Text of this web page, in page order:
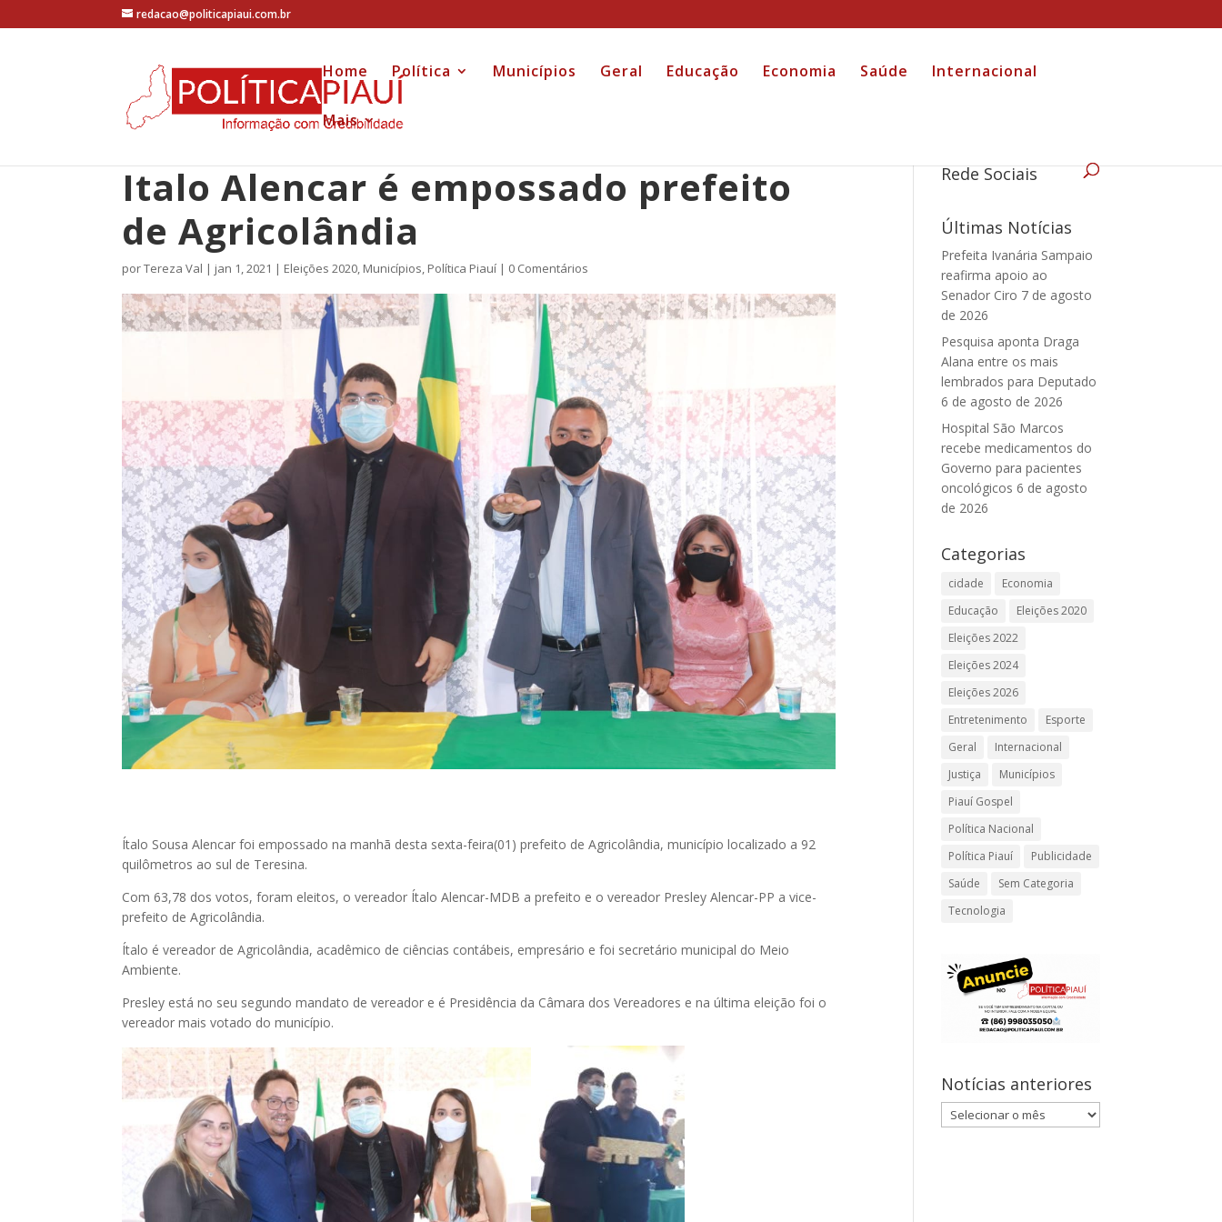
redacao@politicapiaui.com.br
Home Política Municípios Geral Educação Economia Saúde Internacional
Mais
Italo Alencar é empossado prefeito
de Agricolândia
porTereza Val | jan 1, 2021 | Eleições 2020, Municípios, Política Piauí | 0 Comentários
Ítalo Sousa Alencar foi empossado na manhã desta sexta-feira(01) prefeito de Agricolândia, município localizado a 92
quilômetros ao sul de Teresina.
Com 63,78 dos votos, foram eleitos, o vereador Ítalo Alencar-MDB a prefeito e o vereador Presley Alencar-PP a vice-
prefeito de Agricolândia.
Ítalo é vereador de Agricolândia, acadêmico de ciências contábeis, empresário e foi secretário municipal do Meio
Ambiente.
Presley está no seu segundo mandato de vereador e é Presidência da Câmara dos Vereadores e na última eleição foi o
vereador mais votado do município.
Rede Sociais
Últimas Notícias
Prefeita Ivanária Sampaio
reafirma apoio ao
Senador Ciro 7 de agosto
de 2026
Pesquisa aponta Draga
Alana entre os mais
lembrados para Deputado
6 de agosto de 2026
Hospital São Marcos
recebe medicamentos do
Governo para pacientes
oncológicos 6 de agosto
de 2026
Categorias
cidade
Economia
Educação
Eleições 2020
Eleições 2022
Eleições 2024
Eleições 2026
Entretenimento
Esporte
Geral
Internacional
Justiça
Municípios
Piauí Gospel
Política Nacional
Política Piauí
Publicidade
Saúde
Sem Categoria
Tecnologia
Notícias anteriores
Notícias
anteriores